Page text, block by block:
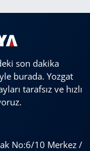
son dakika
burada. Yozgat
tarafsız ve hızlı
No:6/10 Merkez /